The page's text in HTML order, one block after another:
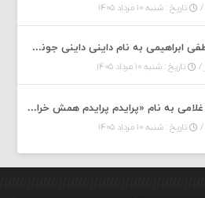
تاریخ : شنبه ۱۰ مرداد ۱۴۰۵
دانلود آهنگ مصطفی ابراهیمی به نام داینی داینی جونم قربون پنج تیر پرونم
تاریخ : شنبه ۱۰ مرداد ۱۴۰۵
دانلود آهنگ امیر غلامی به نام «پرایدم پرایدم همش خرابه یار نیو کنارم دیگه پولی نداروم (ریمیکس اینستاگرام)»
تاریخ : شنبه ۱۰ مرداد ۱۴۰۵